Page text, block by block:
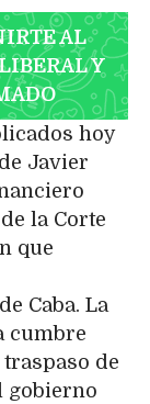
AL
Y
hoy
Javier
la Corte
que
Caba. La
cumbre
de
gobierno